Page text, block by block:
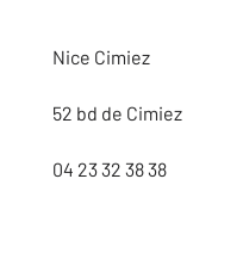
Nice Cimiez
52 bd de Cimiez
04 23 32 38 38